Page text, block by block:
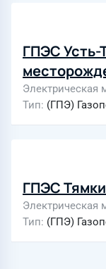
ГПЭС Усть-
Электрическая
Тип (ГПЭ)
ГПЭС
Электрическая
Тип (ГПЭ)